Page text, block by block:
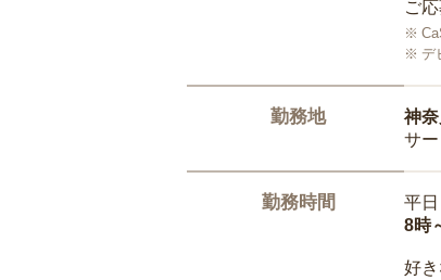
ご
デ
勤務地
神
サ
勤務時間
平
8時
好